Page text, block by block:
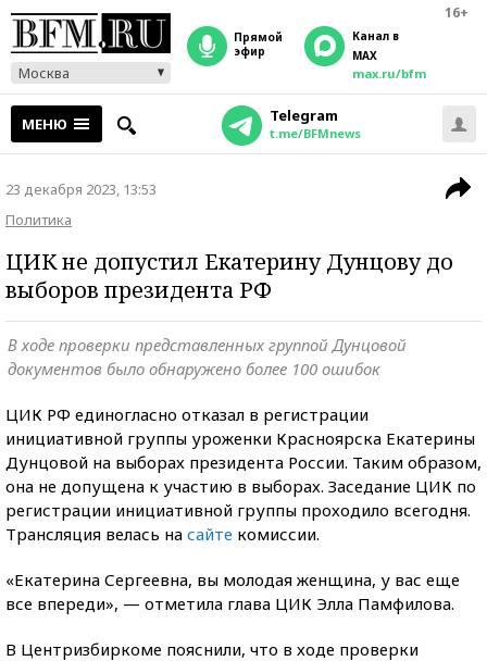
16+
Москва
прямой
эфир
Канал в
MAX
max.ru/bfm
МЕНЮ Telegram
t.me/BFMnews
23 декабря 2023, 13:53
Политика
ЦИК не допустил Екатерину Дунцову до
выборов президента РФ
В ходе проверки представленных группой Дунцовой
документов было обнаружено более 100 ошибок
ЦИК РФ единогласно отказал в регистрации
инициативной группы уроженки Красноярска Екатерины
Дунцовой на выборах президента России. Таким образом,
она не допущена к участию в выборах. Заседание ЦИК по
регистрации инициативной группы проходило всегодня.
Трансляция велась на сайте комиссии.
«Екатерина Сергеевна, вы молодая женщина, у вас еще
все впереди», — отметила глава ЦИК Элла Памфилова.
В Центризбиркоме пояснили, что в ходе проверки